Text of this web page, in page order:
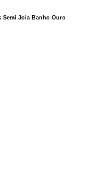
Semi Joia Banho Ouro